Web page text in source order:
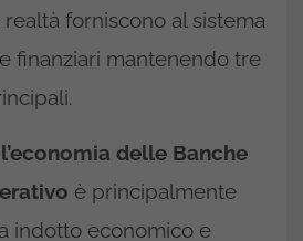
realtà forniscono al sistema
finanziari mantenendo tre
delle Banche
è principalmente
indotto economico e